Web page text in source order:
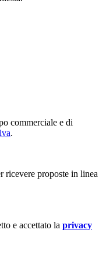
commerciale e di
.
ricevere proposte in linea
e accettato la privacy